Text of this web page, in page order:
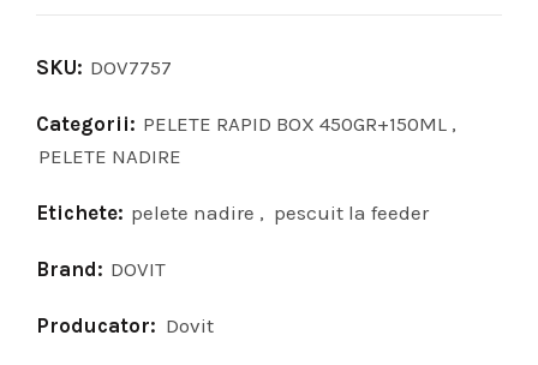
SKU: DOV7757
Categorii: PELETE RAPID BOX 450GR+150ML ,
PELETE NADIRE
Etichete: pelete nadire , pescuit la feeder
Brand: DOVIT
Producator: Dovit